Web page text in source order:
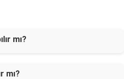
mı?
mı?